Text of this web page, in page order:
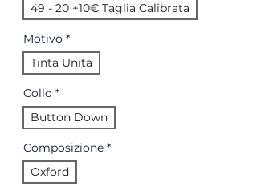
49 - 20 +10€ Taglia Calibrata
Motivo *
Tinta Unita
Collo *
Button Down
Composizione *
Oxford